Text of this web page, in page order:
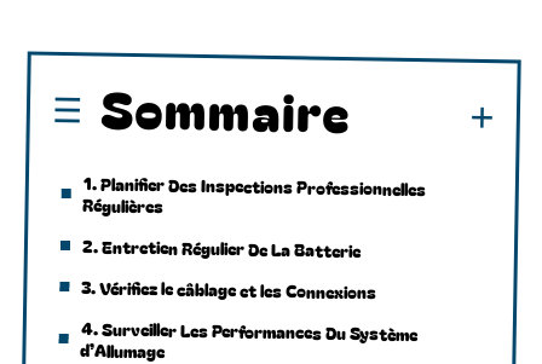
Sommaire
1. Planifier Des Inspections Professionnelles
Régulières
2. Entretien Régulier De La Batterie
3. Vérifiez le câblage et les Connexions
4. Surveiller Les Performances Du Système
d’Allumage